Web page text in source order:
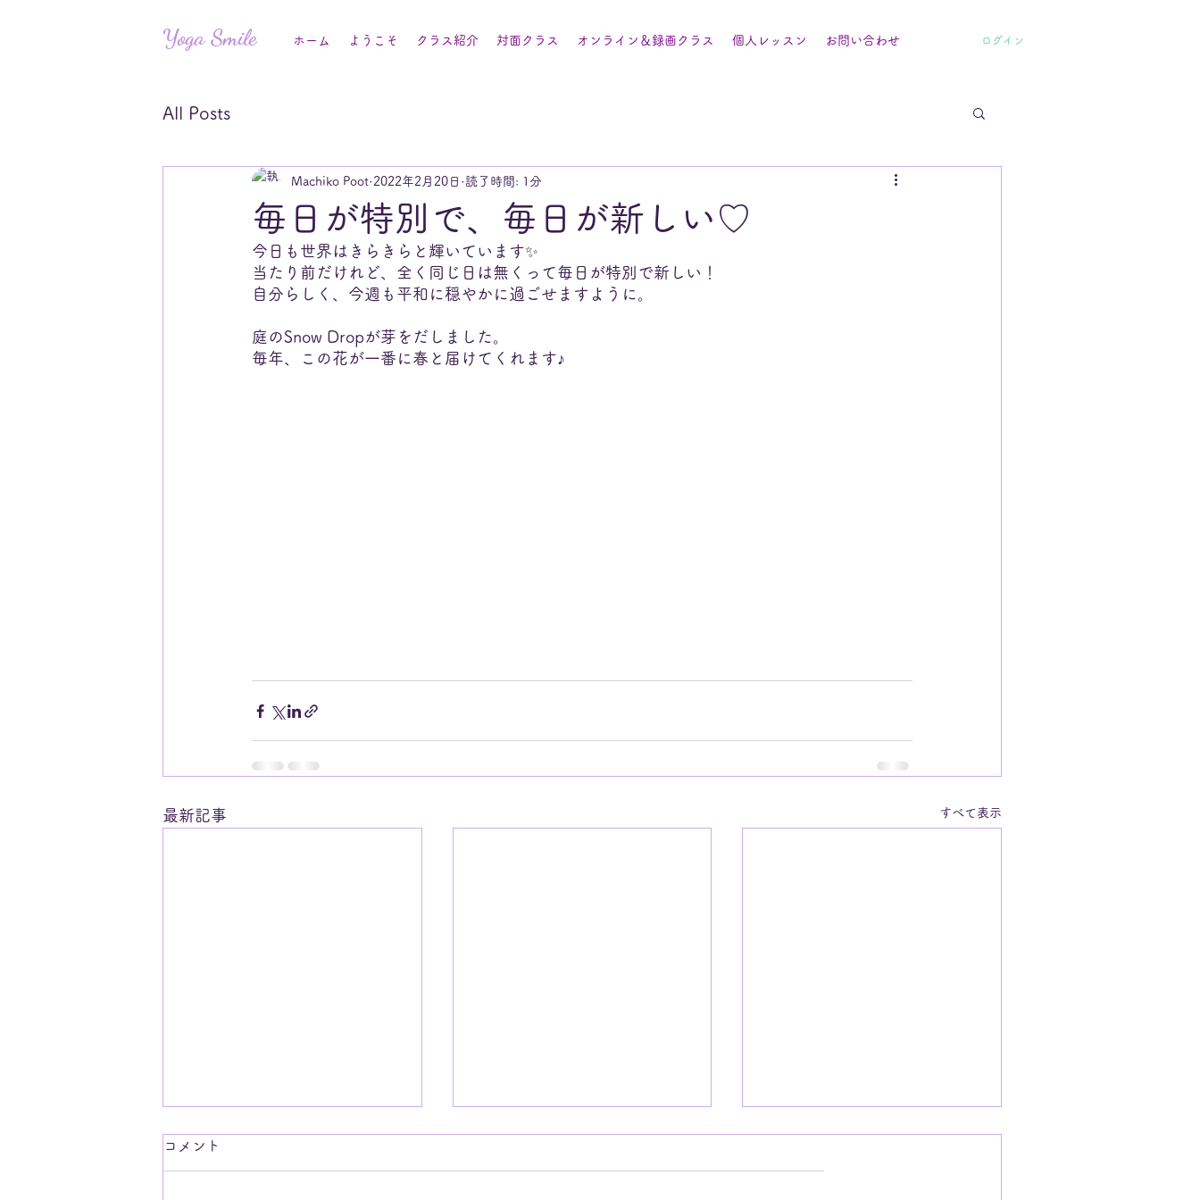
ホーム ようこそ クラス紹介 対面クラス オンライン＆録画クラス 個人レッスン お問い合わせ ログイン
Yoga Smile
All Posts
毎日が特別で、毎日が新しい♡
Machiko Poot 2022年2月20日 読了時間: 1分
今日も世界はきらきらと輝いています✨
当たり前だけれど、全く同じ日は無くって毎日が特別で新しい！
自分らしく、今週も平和に穏やかに過ごせますように。
庭のSnow Dropが芽をだしました。
毎年、この花が一番に春と届けてくれます♪
最新記事 すべて表示
コメント